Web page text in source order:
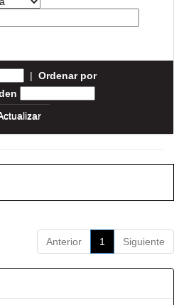
| Ordenar por
Anterior 1 Siguiente